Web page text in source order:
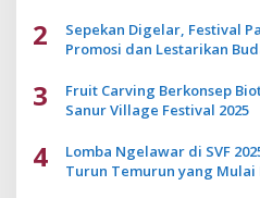
2
Sepekan Digelar, Festival
Promosi dan Lestarikan
3
Fruit Carving Berkonsep
Sanur Village Festival 2025
4
Lomba Ngelawar di SVF
Turun Temurun yang Mulai